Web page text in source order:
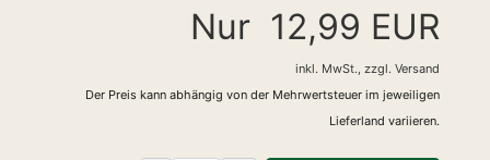
Nur 12,99 EUR
inkl. MwSt., zzgl. Versand
Der Preis kann abhängig von der Mehrwertsteuer im jeweiligen
Lieferland variieren.